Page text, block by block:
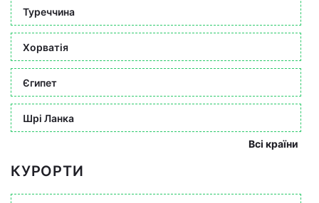
Туреччина
Хорватія
Єгипет
Шрі Ланка
Всі країни
КУРОРТИ